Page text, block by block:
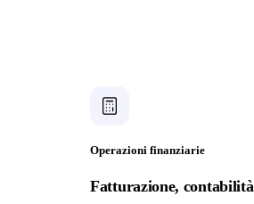
Operazioni finanziarie
Fatturazione,